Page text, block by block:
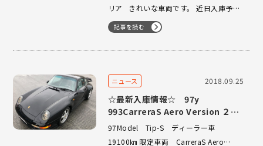
リア きれいな車両です。 近日入庫予定
でございますのでご期待くださいませ！
記事を読む
ニュース 2018.09.25
☆最新入庫情報☆ 97y
993CarreraS Aero Version ２ケ
タナンバー
97Model Tip-S ディーラー車
19100㎞ 限定車両 CarreraS Aero